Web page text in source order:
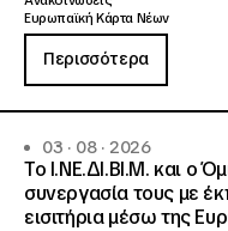
Ευρωπαϊκή Κάρτα Νέων
Περισσότερα
03 · 08 · 2026
Το Ι.ΝΕ.ΔΙ.ΒΙ.Μ. και o
συνεργασία τους με
εισιτήρια μέσω της